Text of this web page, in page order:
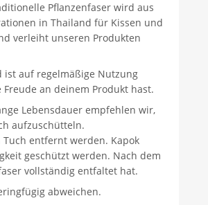
Pflanzenfaser wird aus
in Thailand für Kissen und
verleiht unseren Produkten
ist auf regelmäßige Nutzung
an deinem Produkt hast.
Lebensdauer empfehlen wir,
aufzuschütteln.
entfernt werden. Kapok
geschützt werden. Nach dem
vollständig entfaltet hat.
abweichen.